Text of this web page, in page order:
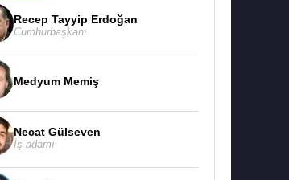
Recep Tayyip Erdoğan
Cumhurbaşkanı
Medyum Memiş
Necat Gülseven
İş adamı